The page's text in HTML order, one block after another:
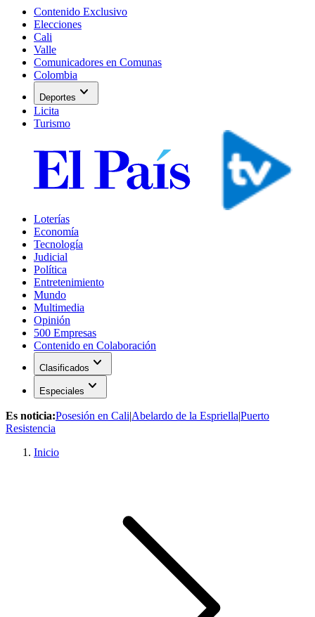
Contenido Exclusivo
Elecciones
Cali
Valle
Comunicadores en Comunas
Colombia
Deportes expand_more
Licita
Turismo
Loterías
Economía
Tecnología
Judicial
Política
Entretenimiento
Mundo
Multimedia
Opinión
500 Empresas
Contenido en Colaboración
Clasificados expand_more
Especiales expand_more
Es noticia:Posesión en Cali|Abelardo de la Espriella|Puerto
Resistencia
Inicio